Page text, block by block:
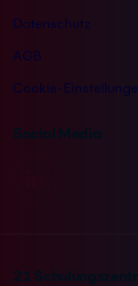
Datenschutz
AGB
Cookie-
Social Media
21